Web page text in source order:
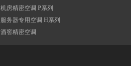
机房精密空调 P系列
服务器专用空调 H系列
酒窖精密空调